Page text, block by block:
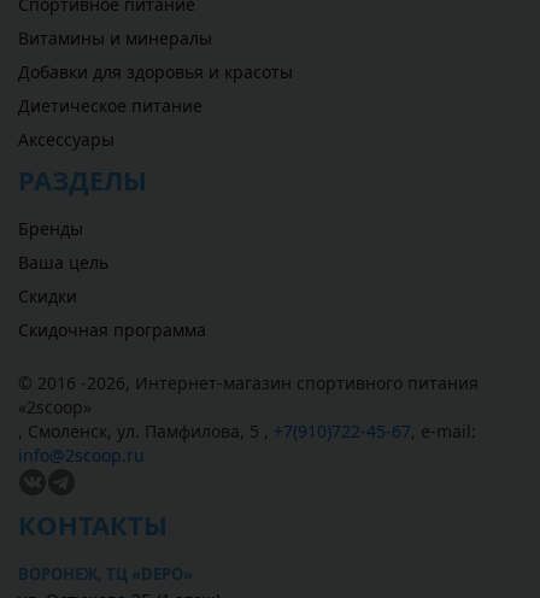
Витамины и минералы
Добавки для здоровья и красоты
Диетическое питание
Аксессуары
РАЗДЕЛЫ
Бренды
Ваша цель
Скидки
Скидочная программа
© 2016 -2026, Интернет-магазин спортивного питания
«2scoop»
, Смоленск, ул. Памфилова, 5 , +7(910)722-45-67, e-mail:
info@2scoop.ru
КОНТАКТЫ
ВОРОНЕЖ, ТЦ «DEPO»